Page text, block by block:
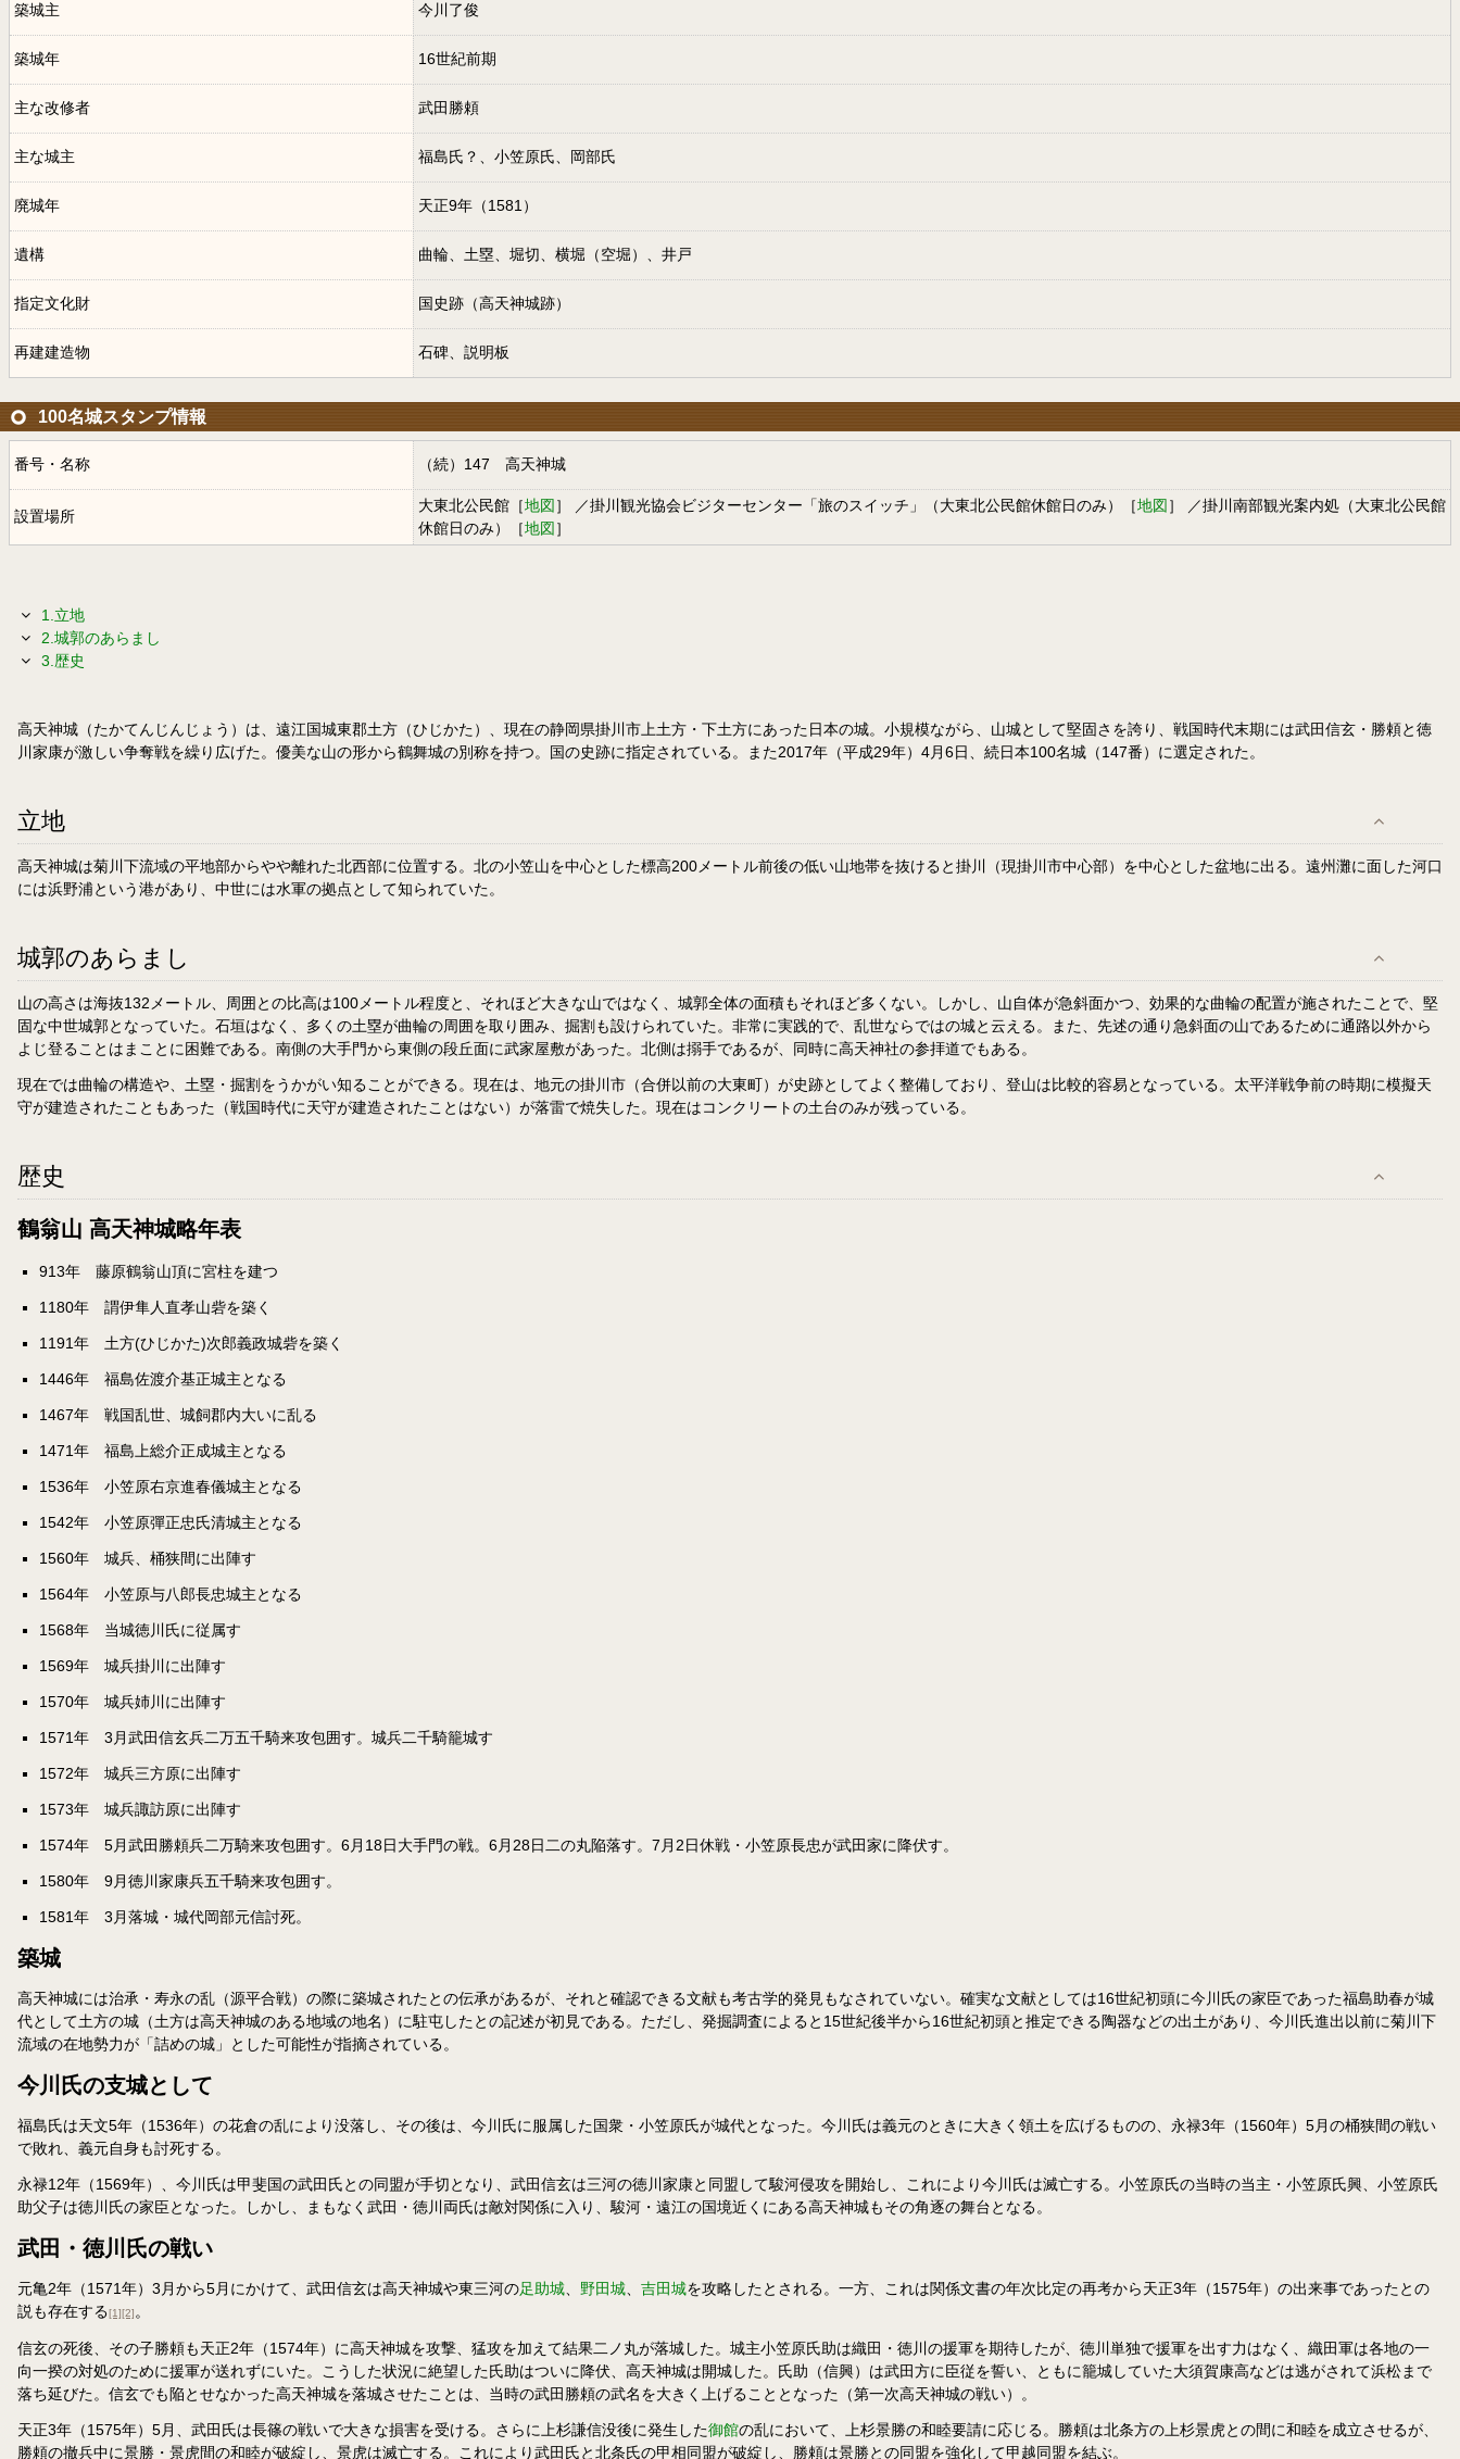
築城主 今川了俊
築城年 16世紀前期
主な改修者 武田勝頼
主な城主 福島氏？、小笠原氏、岡部氏
廃城年 天正9年（1581）
遺構 曲輪、土塁、堀切、横堀（空堀）、井戸
指定文化財 国史跡（高天神城跡）
再建建造物 石碑、説明板
100名城スタンプ情報
番号・名称 （続）147 高天神城
設置場所
大東北公民館［地図 ］ ／掛川観光協会ビジターセンター「旅のスイッチ」（大東北公民館休館日のみ）［地図 ］ ／掛川南部観光案内処（大東北公民館
休館日のみ）［地図 ］
1.立地
2.城郭のあらまし
3.歴史
高天神城（たかてんじんじょう）は、遠江国城東郡土方（ひじかた）、現在の静岡県掛川市上土方・下土方にあった日本の城。小規模ながら、山城として堅固さを誇り、戦国時代末期には武田信玄・勝頼と徳
川家康が激しい争奪戦を繰り広げた。優美な山の形から鶴舞城の別称を持つ。国の史跡に指定されている。また2017年（平成29年）4月6日、続日本100名城（147番）に選定された。
立地
高天神城は菊川下流域の平地部からやや離れた北西部に位置する。北の小笠山を中心とした標高200メートル前後の低い山地帯を抜けると掛川（現掛川市中心部）を中心とした盆地に出る。遠州灘に面した河口
には浜野浦という港があり、中世には水軍の拠点として知られていた。
城郭のあらまし
山の高さは海抜132メートル、周囲との比高は100メートル程度と、それほど大きな山ではなく、城郭全体の面積もそれほど多くない。しかし、山自体が急斜面かつ、効果的な曲輪の配置が施されたことで、堅
固な中世城郭となっていた。石垣はなく、多くの土塁が曲輪の周囲を取り囲み、掘割も設けられていた。非常に実践的で、乱世ならではの城と云える。また、先述の通り急斜面の山であるために通路以外から
よじ登ることはまことに困難である。南側の大手門から東側の段丘面に武家屋敷があった。北側は搦手であるが、同時に高天神社の参拝道でもある。
現在では曲輪の構造や、土塁・掘割をうかがい知ることができる。現在は、地元の掛川市（合併以前の大東町）が史跡としてよく整備しており、登山は比較的容易となっている。太平洋戦争前の時期に模擬天
守が建造されたこともあった（戦国時代に天守が建造されたことはない）が落雷で焼失した。現在はコンクリートの土台のみが残っている。
歴史
鶴翁山 高天神城略年表
913年 藤原鶴翁山頂に宮柱を建つ
1180年 謂伊隼人直孝山砦を築く
1191年 土方(ひじかた)次郎義政城砦を築く
1446年 福島佐渡介基正城主となる
1467年 戦国乱世、城飼郡内大いに乱る
1471年 福島上総介正成城主となる
1536年 小笠原右京進春儀城主となる
1542年 小笠原彈正忠氏清城主となる
1560年 城兵、桶狭間に出陣す
1564年 小笠原与八郎長忠城主となる
1568年 当城徳川氏に従属す
1569年 城兵掛川に出陣す
1570年 城兵姉川に出陣す
1571年 3月武田信玄兵二万五千騎来攻包囲す。城兵二千騎籠城す
1572年 城兵三方原に出陣す
1573年 城兵諏訪原に出陣す
1574年 5月武田勝頼兵二万騎来攻包囲す。6月18日大手門の戦。6月28日二の丸陥落す。7月2日休戦・小笠原長忠が武田家に降伏す。
1580年 9月徳川家康兵五千騎来攻包囲す。
1581年 3月落城・城代岡部元信討死。
築城
高天神城には治承・寿永の乱（源平合戦）の際に築城されたとの伝承があるが、それと確認できる文献も考古学的発見もなされていない。確実な文献としては16世紀初頭に今川氏の家臣であった福島助春が城
代として土方の城（土方は高天神城のある地域の地名）に駐屯したとの記述が初見である。ただし、発掘調査によると15世紀後半から16世紀初頭と推定できる陶器などの出土があり、今川氏進出以前に菊川下
流域の在地勢力が「詰めの城」とした可能性が指摘されている。
今川氏の支城として
福島氏は天文5年（1536年）の花倉の乱により没落し、その後は、今川氏に服属した国衆・小笠原氏が城代となった。今川氏は義元のときに大きく領土を広げるものの、永禄3年（1560年）5月の桶狭間の戦い
で敗れ、義元自身も討死する。
永禄12年（1569年）、今川氏は甲斐国の武田氏との同盟が手切となり、武田信玄は三河の徳川家康と同盟して駿河侵攻を開始し、これにより今川氏は滅亡する。小笠原氏の当時の当主・小笠原氏興、小笠原氏
助父子は徳川氏の家臣となった。しかし、まもなく武田・徳川両氏は敵対関係に入り、駿河・遠江の国境近くにある高天神城もその角逐の舞台となる。
武田・徳川氏の戦い
元亀2年（1571年）3月から5月にかけて、武田信玄は高天神城や東三河の足助城、 野田城、 吉田城を攻略したとされる。一方、これは関係文書の年次比定の再考から天正3年（1575年）の出来事であったとの
説も存在する[1] [2] 。
信玄の死後、その子勝頼も天正2年（1574年）に高天神城を攻撃、猛攻を加えて結果二ノ丸が落城した。城主小笠原氏助は織田・徳川の援軍を期待したが、徳川単独で援軍を出す力はなく、織田軍は各地の一
向一揆の対処のために援軍が送れずにいた。こうした状況に絶望した氏助はついに降伏、高天神城は開城した。氏助（信興）は武田方に臣従を誓い、ともに籠城していた大須賀康高などは逃がされて浜松まで
落ち延びた。信玄でも陥とせなかった高天神城を落城させたことは、当時の武田勝頼の武名を大きく上げることとなった（第一次高天神城の戦い）。
天正3年（1575年）5月、武田氏は長篠の戦いで大きな損害を受ける。さらに上杉謙信没後に発生した御館の乱において、上杉景勝の和睦要請に応じる。勝頼は北条方の上杉景虎との間に和睦を成立させるが、
勝頼の撤兵中に景勝・景虎間の和睦が破綻し、景虎は滅亡する。これにより武田氏と北条氏の甲相同盟が破綻し、勝頼は景勝との同盟を強化して甲越同盟を結ぶ。